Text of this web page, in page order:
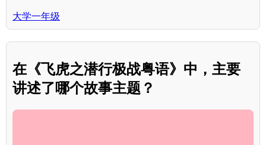
大学一年级
在《飞虎之潜行极战粤语》中，主要
讲述了哪个故事主题？